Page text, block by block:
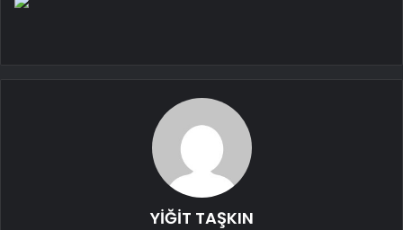
YİĞİT TAŞKIN